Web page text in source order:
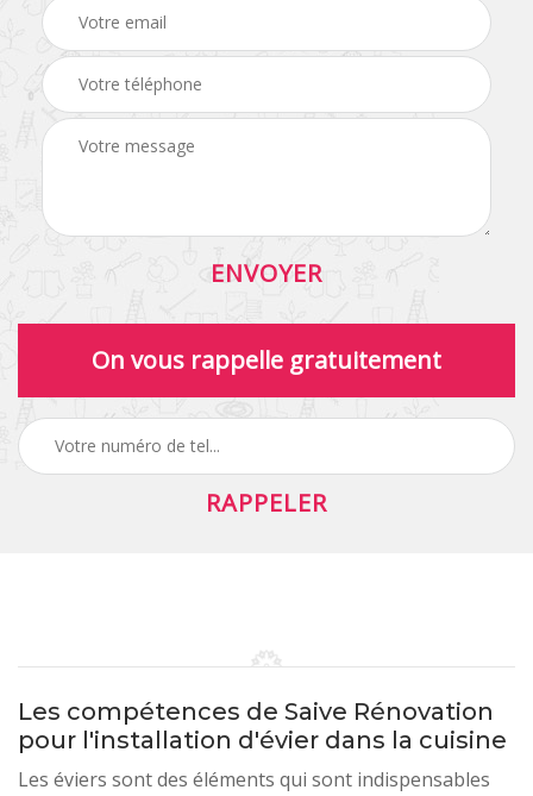
On vous rappelle gratuitement
Les compétences de Saive Rénovation
pour l'installation d'évier dans la cuisine
Les éviers sont des éléments qui sont indispensables